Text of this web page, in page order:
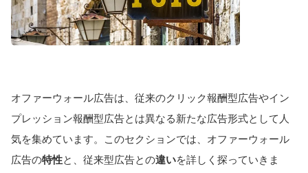
オファーウォール広告は、従来のクリック報酬型広告やイン
プレッション報酬型広告とは異なる新たな広告形式として人
気を集めています。このセクションでは、オファーウォール
広告の特性と、従来型広告との違いを詳しく探っていきま